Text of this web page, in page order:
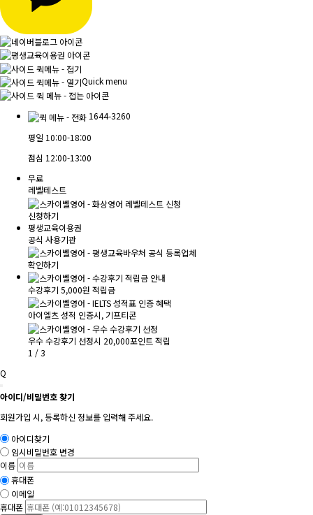
Quick menu
1644-3260
평일 10:00-18:00
점심 12:00-13:00
무료
레벨테스트
신청하기
평생교육이용권
공식 사용기관
확인하기
수강후기 5,000원 적립금
아이엘츠 성적 인증시, 기프티콘
우수 수강후기 선정시 20,000포인트 적립
1 /3
Q
아이디/비밀번호 찾기
회원가입 시, 등록하신 정보를 입력해 주세요.
아이디찾기
임시비밀번호 변경
이름
휴대폰
이메일
휴대폰